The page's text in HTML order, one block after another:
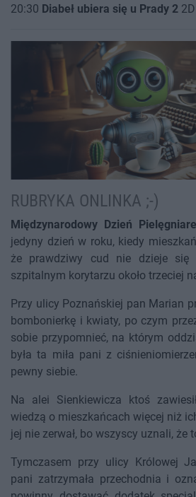
20:30 Diabeł ubiera się u Prady 2 2D
RUBRYKA ONLINKA ;-)
Międzynarodowy Dzień
jedyny dzień w roku, kiedy
że prawdziwy cud nie dzieje
szpitalnym korytarzu około trzeciej
Przy ulicy Poznańskiej pan Marian
bombonierkę i kwiaty, po czym
sobie przypomnieć, na którym
była ta miła pani z
pewny siebie.
Na alei Sienkiewicza ktoś
wiedzą o mieszkańcach więcej niż
jej nie zerwał, bo wszyscy uznali, że
Tymczasem przy ulicy Królowej
pani zatrzymała przechodnia i